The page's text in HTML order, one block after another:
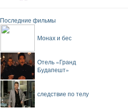
Последние фильмы
Монах и бес
Отель «Гранд
Будапешт»
следствие по телу